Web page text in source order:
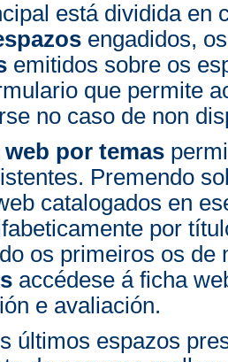
está dividida en
engadidos,
emitidos sobre os
que permite
no caso de non
web por temas
Premendo
catalogados en
por
os primeiros os de
accédese á ficha
e avaliación.
últimos espazos